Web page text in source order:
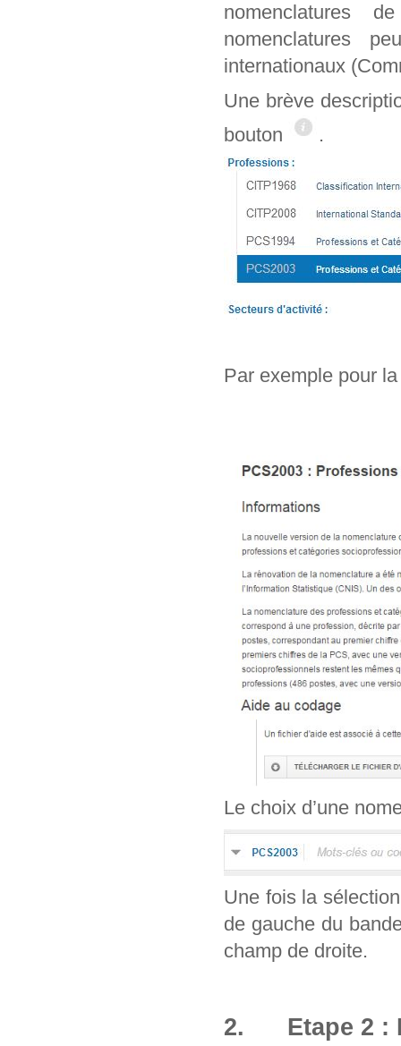
nomenclatures
nomenclatures
internationaux
Une brève
bouton
.
Par exemple pour
Le choix d’une
Une fois la
de gauche du
champ de droite.
2. Etape 2 :